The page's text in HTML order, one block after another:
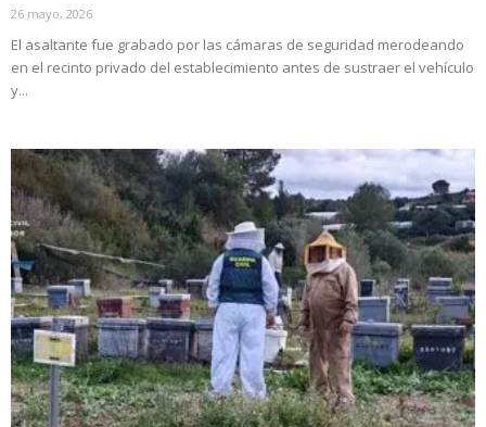
26 mayo, 2026
El asaltante fue grabado por las cámaras de seguridad merodeando
en el recinto privado del establecimiento antes de sustraer el vehículo
y...